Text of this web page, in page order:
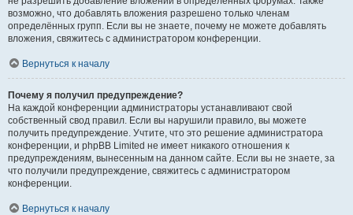
возможно, что добавлять вложения разрешено только членам
определённых групп. Если вы не знаете, почему не можете добавлять
вложения, свяжитесь с администратором конференции.
Вернуться к началу
Почему я получил предупреждение?
На каждой конференции администраторы устанавливают свой
собственный свод правил. Если вы нарушили правило, вы можете
получить предупреждение. Учтите, что это решение администратора
конференции, и phpBB Limited не имеет никакого отношения к
предупреждениям, вынесенным на данном сайте. Если вы не знаете, за
что получили предупреждение, свяжитесь с администратором
конференции.
Вернуться к началу